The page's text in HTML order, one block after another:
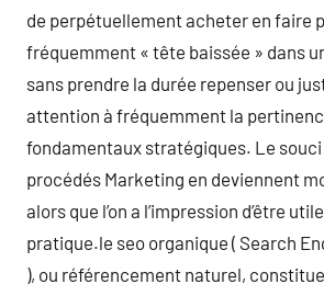
de perpétuellement acheter en faire
fréquemment « tête baissée » dans
sans prendre la durée repenser ou
attention à fréquemment la
fondamentaux stratégiques. Le souci
procédés Marketing en deviennent
alors que l’on a l’impression d’être
pratique.le seo organique ( Search
), ou référencement naturel,